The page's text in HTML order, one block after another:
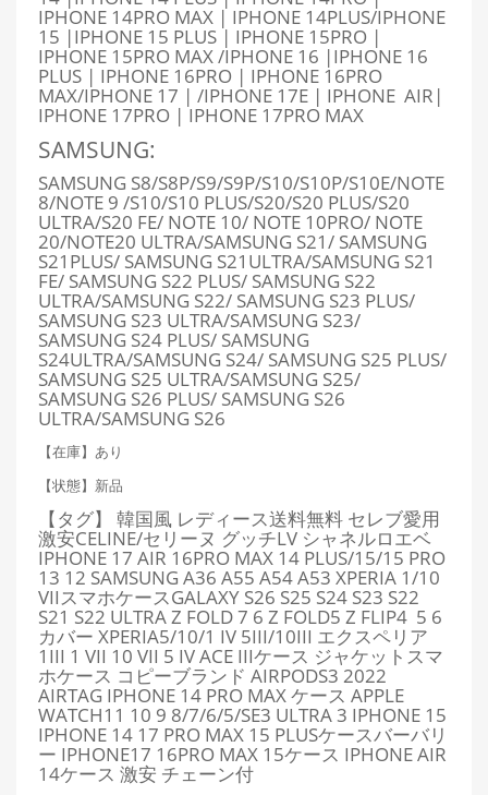
IPHONE 14PRO MAX | IPHONE 14PLUS/IPHONE
15 |IPHONE 15 PLUS | IPHONE 15PRO |
IPHONE 15PRO MAX /IPHONE 16 |IPHONE 16
PLUS | IPHONE 16PRO | IPHONE 16PRO
MAX/IPHONE 17 | /IPHONE 17E | IPHONE AIR|
IPHONE 17PRO | IPHONE 17PRO MAX
SAMSUNG:
SAMSUNG S8/S8P/S9/S9P/S10/S10P/S10E/NOTE
8/NOTE 9 /S10/S10 PLUS/S20/S20 PLUS/S20
ULTRA/S20 FE/ NOTE 10/ NOTE 10PRO/ NOTE
20/NOTE20 ULTRA/SAMSUNG S21/ SAMSUNG
S21PLUS/ SAMSUNG S21ULTRA/SAMSUNG S21
FE/ SAMSUNG S22 PLUS/ SAMSUNG S22
ULTRA/SAMSUNG S22/ SAMSUNG S23 PLUS/
SAMSUNG S23 ULTRA/SAMSUNG S23/
SAMSUNG S24 PLUS/ SAMSUNG
S24ULTRA/SAMSUNG S24/ SAMSUNG S25 PLUS/
SAMSUNG S25 ULTRA/SAMSUNG S25/
SAMSUNG S26 PLUS/ SAMSUNG S26
ULTRA/SAMSUNG S26
【在庫】あり
【状態】新品
【タグ】 韓国風 レディース送料無料 セレブ愛用
激安CELINE/セリーヌ グッチLV シャネルロエベ
IPHONE 17 AIR 16PRO MAX 14 PLUS/15/15 PRO
13 12 SAMSUNG A36 A55 A54 A53 XPERIA 1/10
VIIスマホケースGALAXY S26 S25 S24 S23 S22
S21 S22 ULTRA Z FOLD 7 6 Z FOLD5 Z FLIP4 5 6
カバー XPERIA5/10/1 IV 5III/10III エクスペリア
1III 1 VII 10 VII 5 IV ACE IIIケース ジャケットスマ
ホケース コピーブランド AIRPODS3 2022
AIRTAG IPHONE 14 PRO MAX ケース APPLE
WATCH11 10 9 8/7/6/5/SE3 ULTRA 3 IPHONE 15
IPHONE 14 17 PRO MAX 15 PLUSケースバーバリ
ー IPHONE17 16PRO MAX 15ケース IPHONE AIR
14ケース 激安 チェーン付